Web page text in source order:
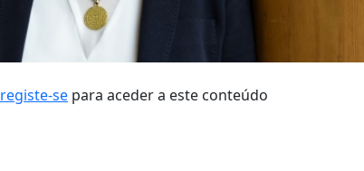
registe-se para aceder a este conteúdo